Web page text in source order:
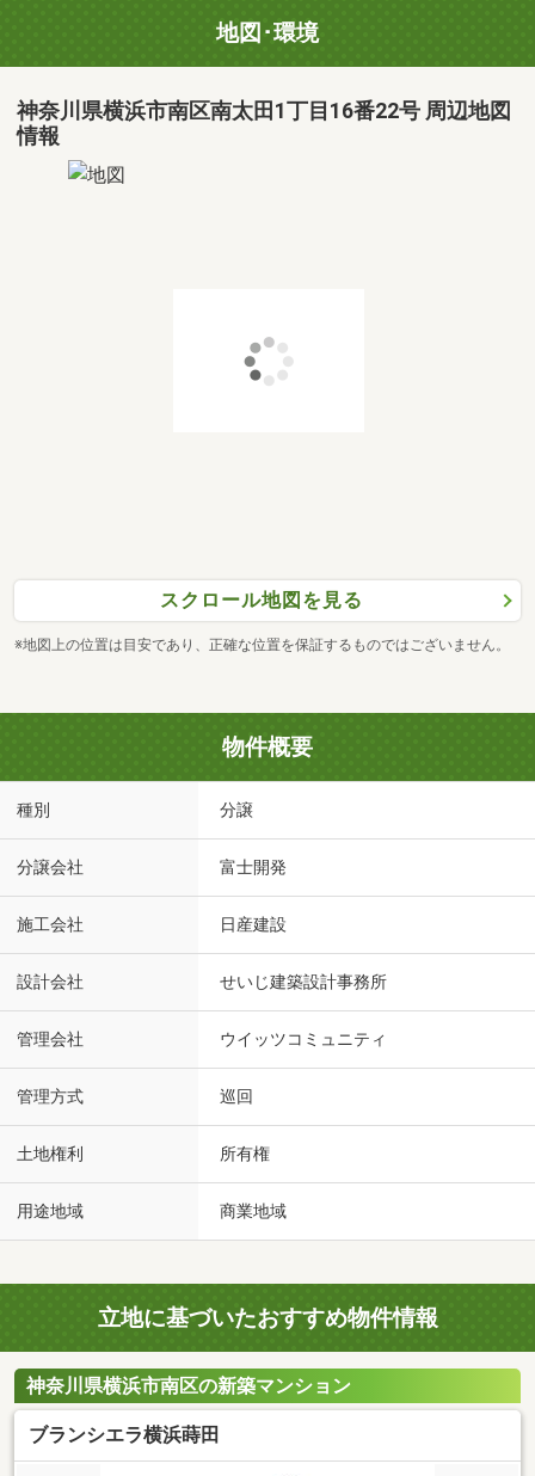
地図･環境
神奈川県横浜市南区南太田1丁目16番22号 周辺地図
情報
スクロール地図を見る
※地図上の位置は目安であり、正確な位置を保証するものではございません。
物件概要
種別 分譲
分譲会社 富士開発
施工会社 日産建設
設計会社 せいじ建築設計事務所
管理会社 ウイッツコミュニティ
管理方式 巡回
土地権利 所有権
用途地域 商業地域
立地に基づいたおすすめ物件情報
神奈川県横浜市南区の新築マンション
ブランシエラ横浜蒔田